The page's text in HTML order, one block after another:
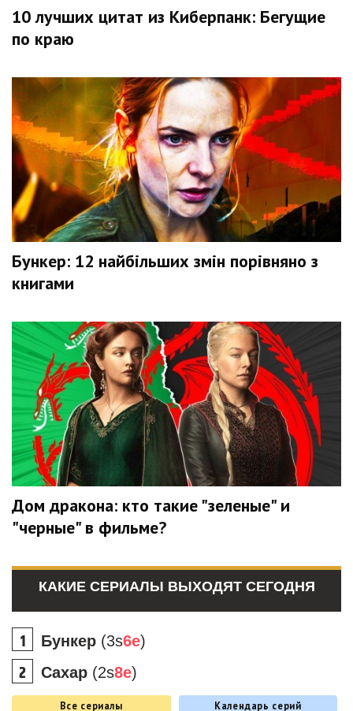
10 лучших цитат из Киберпанк: Бегущие
по краю
Бункер: 12 найбільших змін порівняно з
книгами
Дом дракона: кто такие "зеленые" и
"черные" в фильме?
КАКИЕ СЕРИАЛЫ ВЫХОДЯТ СЕГОДНЯ
Бункер (3s6e)
Сахар (2s8e)
Все сериалы Календарь серий